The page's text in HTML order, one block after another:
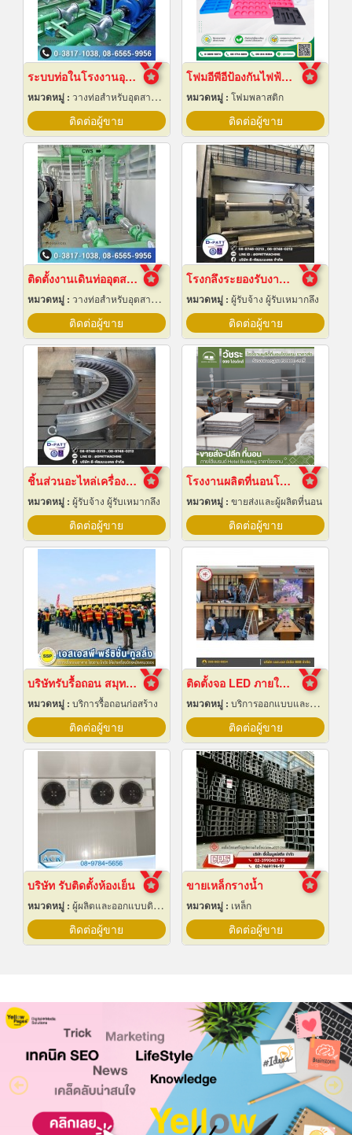
ระบบท่อในโรงงานอุตสาหกรรม
หมวดหมู่ : วางท่อสำหรับอุตสาหกรรมท่อ
ติดต่อผู้ขาย
โฟมอีพีอีป้องกันไฟฟ้าสถิต
หมวดหมู่ : โฟมพลาสติก
ติดต่อผู้ขาย
ติดตั้งงานเดินท่ออุตสาหกรรม
หมวดหมู่ : วางท่อสำหรับอุตสาหกรรมท่อ
ติดต่อผู้ขาย
โรงกลึงระยองรับงานผลิตด่วน
หมวดหมู่ : ผู้รับจ้าง ผู้รับเหมากลึง
ติดต่อผู้ขาย
ชิ้นส่วนอะไหล่เครื่องจักรกล
หมวดหมู่ : ผู้รับจ้าง ผู้รับเหมากลึง
ติดต่อผู้ขาย
โรงงานผลิตที่นอนโรงแรม
หมวดหมู่ : ขายส่งและผู้ผลิตที่นอน
ติดต่อผู้ขาย
บริษัทรับรื้อถอน สมุทรปราการ
หมวดหมู่ : บริการรื้อถอนก่อสร้าง
ติดต่อผู้ขาย
ติดตั้งจอ LED ภายในหอประชุม
หมวดหมู่ : บริการออกแบบและจัดทำป้ายโฆษณา 24 ชม.
ติดต่อผู้ขาย
บริษัท รับติดตั้งห้องเย็น
หมวดหมู่ : ผู้ผลิตและออกแบบติดตั้งห้องเย็น
ติดต่อผู้ขาย
ขายเหล็กรางน้ำ
หมวดหมู่ : เหล็ก
ติดต่อผู้ขาย